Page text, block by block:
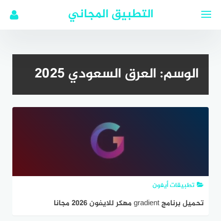
التطبيق المجاني
الوسم:العرق السعودي 2025
تطبيقات أيفون
تحميل برنامج gradient مهكر للايفون 2026 مجانا